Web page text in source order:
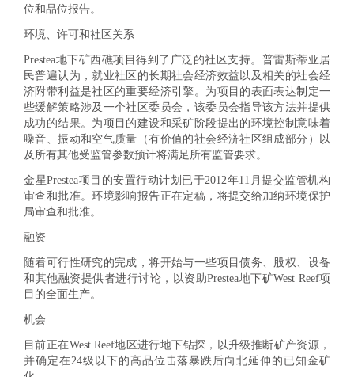
位和品位报告。
环境、许可和社区关系
Prestea地下矿西礁项目得到了广泛的社区支持。普雷斯蒂亚居
民普遍认为，就业社区的长期社会经济效益以及相关的社会经
济附带利益是社区的重要经济引擎。为项目的表面表达制定一
些缓解策略涉及一个社区委员会，该委员会指导该方法并提供
成功的结果。为项目的建设和采矿阶段提出的环境控制意味着
噪音、振动和空气质量（有价值的社会经济社区组成部分）以
及所有其他受监管参数预计将满足所有监管要求。
金星Prestea项目的安置行动计划已于2012年11月提交监管机构
审查和批准。环境影响报告正在定稿，将提交给加纳环境保护
局审查和批准。
融资
随着可行性研究的完成，将开始与一些项目债务、股权、设备
和其他融资提供者进行讨论，以资助Prestea地下矿West Reef项
目的全面生产。
机会
目前正在West Reef地区进行地下钻探，以升级推断矿产资源，
并确定在24级以下的高品位击落暴跌后向北延伸的已知金矿